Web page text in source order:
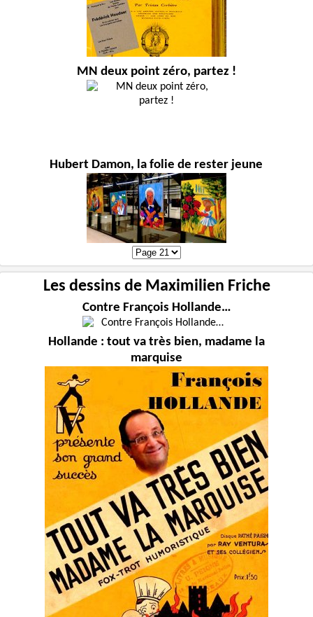
MN deux point zéro, partez !
Hubert Damon, la folie de rester jeune
Les dessins de Maximilien Friche
Contre François Hollande…
Hollande : tout va très bien, madame la
marquise